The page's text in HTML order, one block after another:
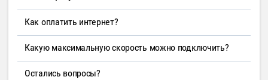
Как оплатить интернет?
Какую максимальную скорость можно подключить?
Остались вопросы?